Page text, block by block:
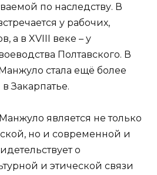
по наследству. В
у рабочих,
а в XVIII веке – у
Полтавского. В
стала ещё более
Закарпатье.
является не только
но и современной и
о
и этической связи